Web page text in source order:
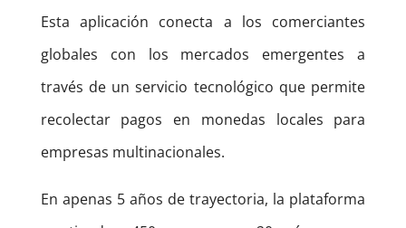
Esta aplicación conecta a los comerciantes
globales con los mercados emergentes a
través de un servicio tecnológico que permite
recolectar pagos en monedas locales para
empresas multinacionales.
En apenas 5 años de trayectoria, la plataforma